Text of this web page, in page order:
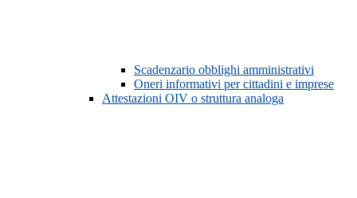
Scadenzario obblighi amministrativi
Oneri informativi per cittadini e imprese
Attestazioni OIV o struttura analoga